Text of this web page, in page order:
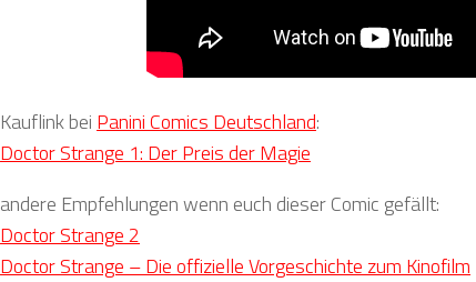
Kauflink bei Panini Comics Deutschland:
Doctor Strange 1: Der Preis der Magie
andere Empfehlungen wenn euch dieser Comic gefällt:
Doctor Strange 2
Doctor Strange – Die offizielle Vorgeschichte zum Kinofilm